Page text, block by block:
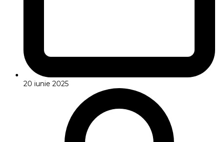
20 iunie 2025